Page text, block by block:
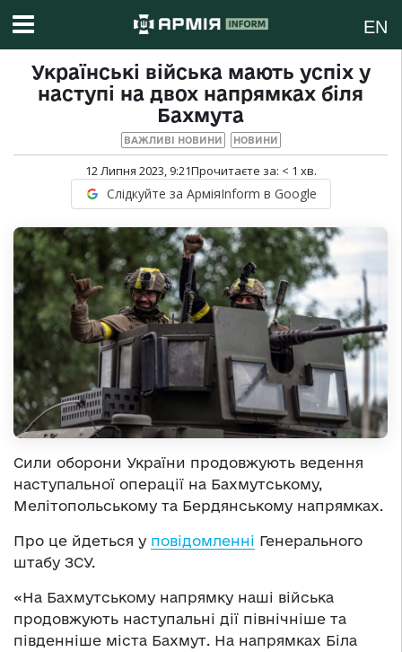
EN
Українські війська мають успіх у
наступі на двох напрямках біля
Бахмута
ВАЖЛИВІ НОВИНИ НОВИНИ
12 Липня 2023, 9:21Прочитаєте за: < 1 хв.
Слідкуйте за АрміяInform в Google
Сили оборони України продовжують ведення
наступальної операції на Бахмутському,
Мелітопольському та Бердянському напрямках.
Про це йдеться у повідомленні Генерального
штабу ЗСУ.
«На Бахмутському напрямку наші війська
продовжують наступальні дії північніше та
південніше міста Бахмут. На напрямках Біла